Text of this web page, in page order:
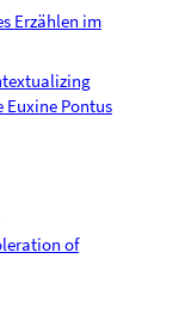
Erzählen im
Euxine Pontus
of